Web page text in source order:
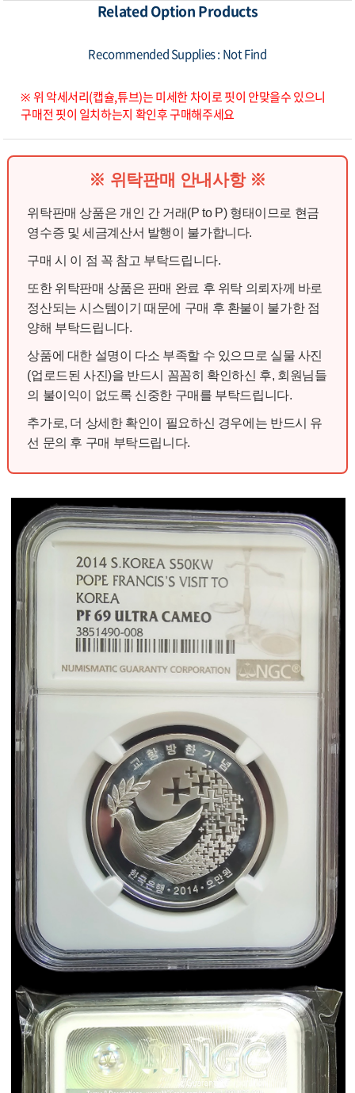
Related Option Products
Recommended Supplies : Not Find
※ 위 악세서리(캡슐,튜브)는 미세한 차이로 핏이 안맞을수 있으니
구매전 핏이 일치하는지 확인후 구매해주세요
※ 위탁판매 안내사항 ※
위탁판매 상품은 개인 간 거래(P to P) 형태이므로 현금
영수증 및 세금계산서 발행이 불가합니다.
구매 시 이 점 꼭 참고 부탁드립니다.
또한 위탁판매 상품은 판매 완료 후 위탁 의뢰자께 바로
정산되는 시스템이기 때문에 구매 후 환불이 불가한 점
양해 부탁드립니다.
상품에 대한 설명이 다소 부족할 수 있으므로 실물 사진
(업로드된 사진)을 반드시 꼼꼼히 확인하신 후, 회원님들
의 불이익이 없도록 신중한 구매를 부탁드립니다.
추가로, 더 상세한 확인이 필요하신 경우에는 반드시 유
선 문의 후 구매 부탁드립니다.